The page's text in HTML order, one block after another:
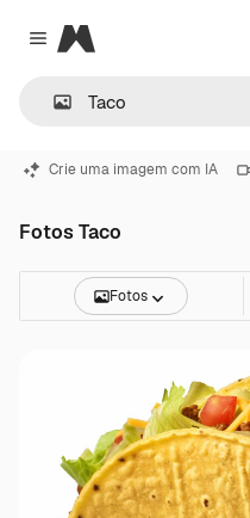
Close menu
Magnific
Crie uma imagem com IA
Fotos Taco
Fotos